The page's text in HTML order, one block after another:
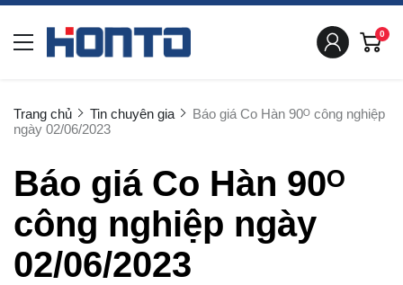
0
Trang chủ Tin chuyên gia
Báo giá Co Hàn 90ᴼ công nghiệp
ngày 02/06/2023
Báo giá Co Hàn 90ᴼ
công nghiệp ngày
02/06/2023